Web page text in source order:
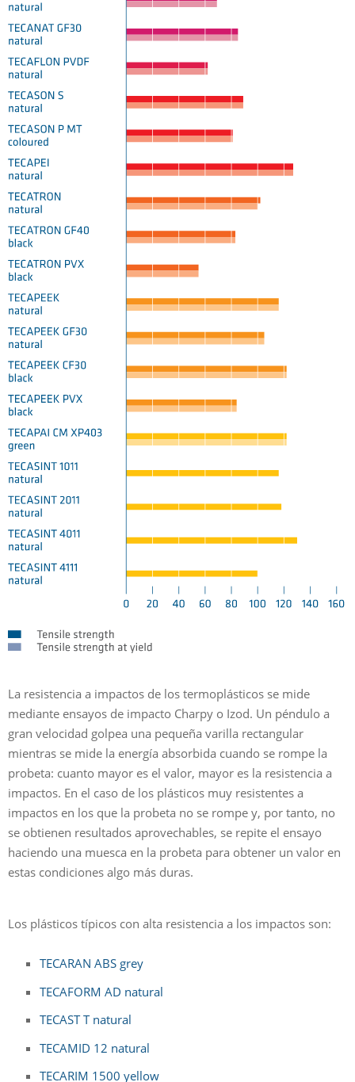
La resistencia a impactos de los termoplásticos se mide
mediante ensayos de impacto Charpy o Izod. Un péndulo a
gran velocidad golpea una pequeña varilla rectangular
mientras se mide la energía absorbida cuando se rompe la
probeta: cuanto mayor es el valor, mayor es la resistencia a
impactos. En el caso de los plásticos muy resistentes a
impactos en los que la probeta no se rompe y, por tanto, no
se obtienen resultados aprovechables, se repite el ensayo
haciendo una muesca en la probeta para obtener un valor en
estas condiciones algo más duras.
Los plásticos típicos con alta resistencia a los impactos son:
TECARAN ABS grey
TECAFORM AD natural
TECAST T natural
TECAMID 12 natural
TECARIM 1500 yellow